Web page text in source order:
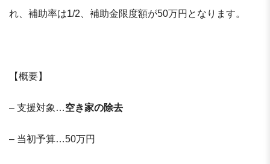
れ、補助率は1/2、補助金限度額が50万円となります。
【概要】
– 支援対象…空き家の除去
– 当初予算…50万円